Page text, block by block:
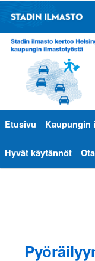
Päävalikko
Siirry
sisältöön
Siirry
toissijaiseen
Etusivu Kaupungin
Hyvät käytännöt